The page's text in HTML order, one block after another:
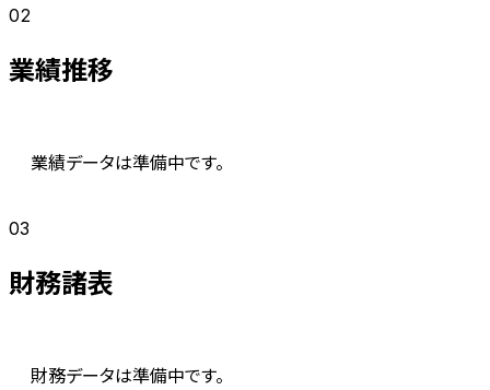
02
業績推移
業績データは準備中です。
03
財務諸表
財務データは準備中です。